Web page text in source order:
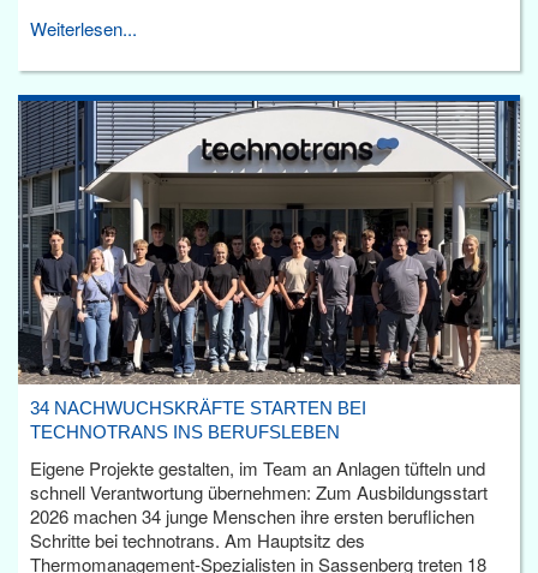
Weiterlesen...
34 NACHWUCHSKRÄFTE STARTEN BEI
TECHNOTRANS INS BERUFSLEBEN
Eigene Projekte gestalten, im Team an Anlagen tüfteln und
schnell Verantwortung übernehmen: Zum Ausbildungsstart
2026 machen 34 junge Menschen ihre ersten beruflichen
Schritte bei technotrans. Am Hauptsitz des
Thermomanagement-Spezialisten in Sassenberg treten 18